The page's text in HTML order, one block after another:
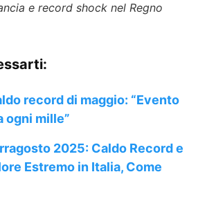
e record shock nel Regno
record di maggio: “Evento
ogni mille”
2025: Caldo Record e
Estremo in Italia, Come